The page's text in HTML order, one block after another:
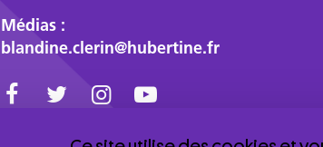
Médias :
blandine.clerin@hubertine.fr